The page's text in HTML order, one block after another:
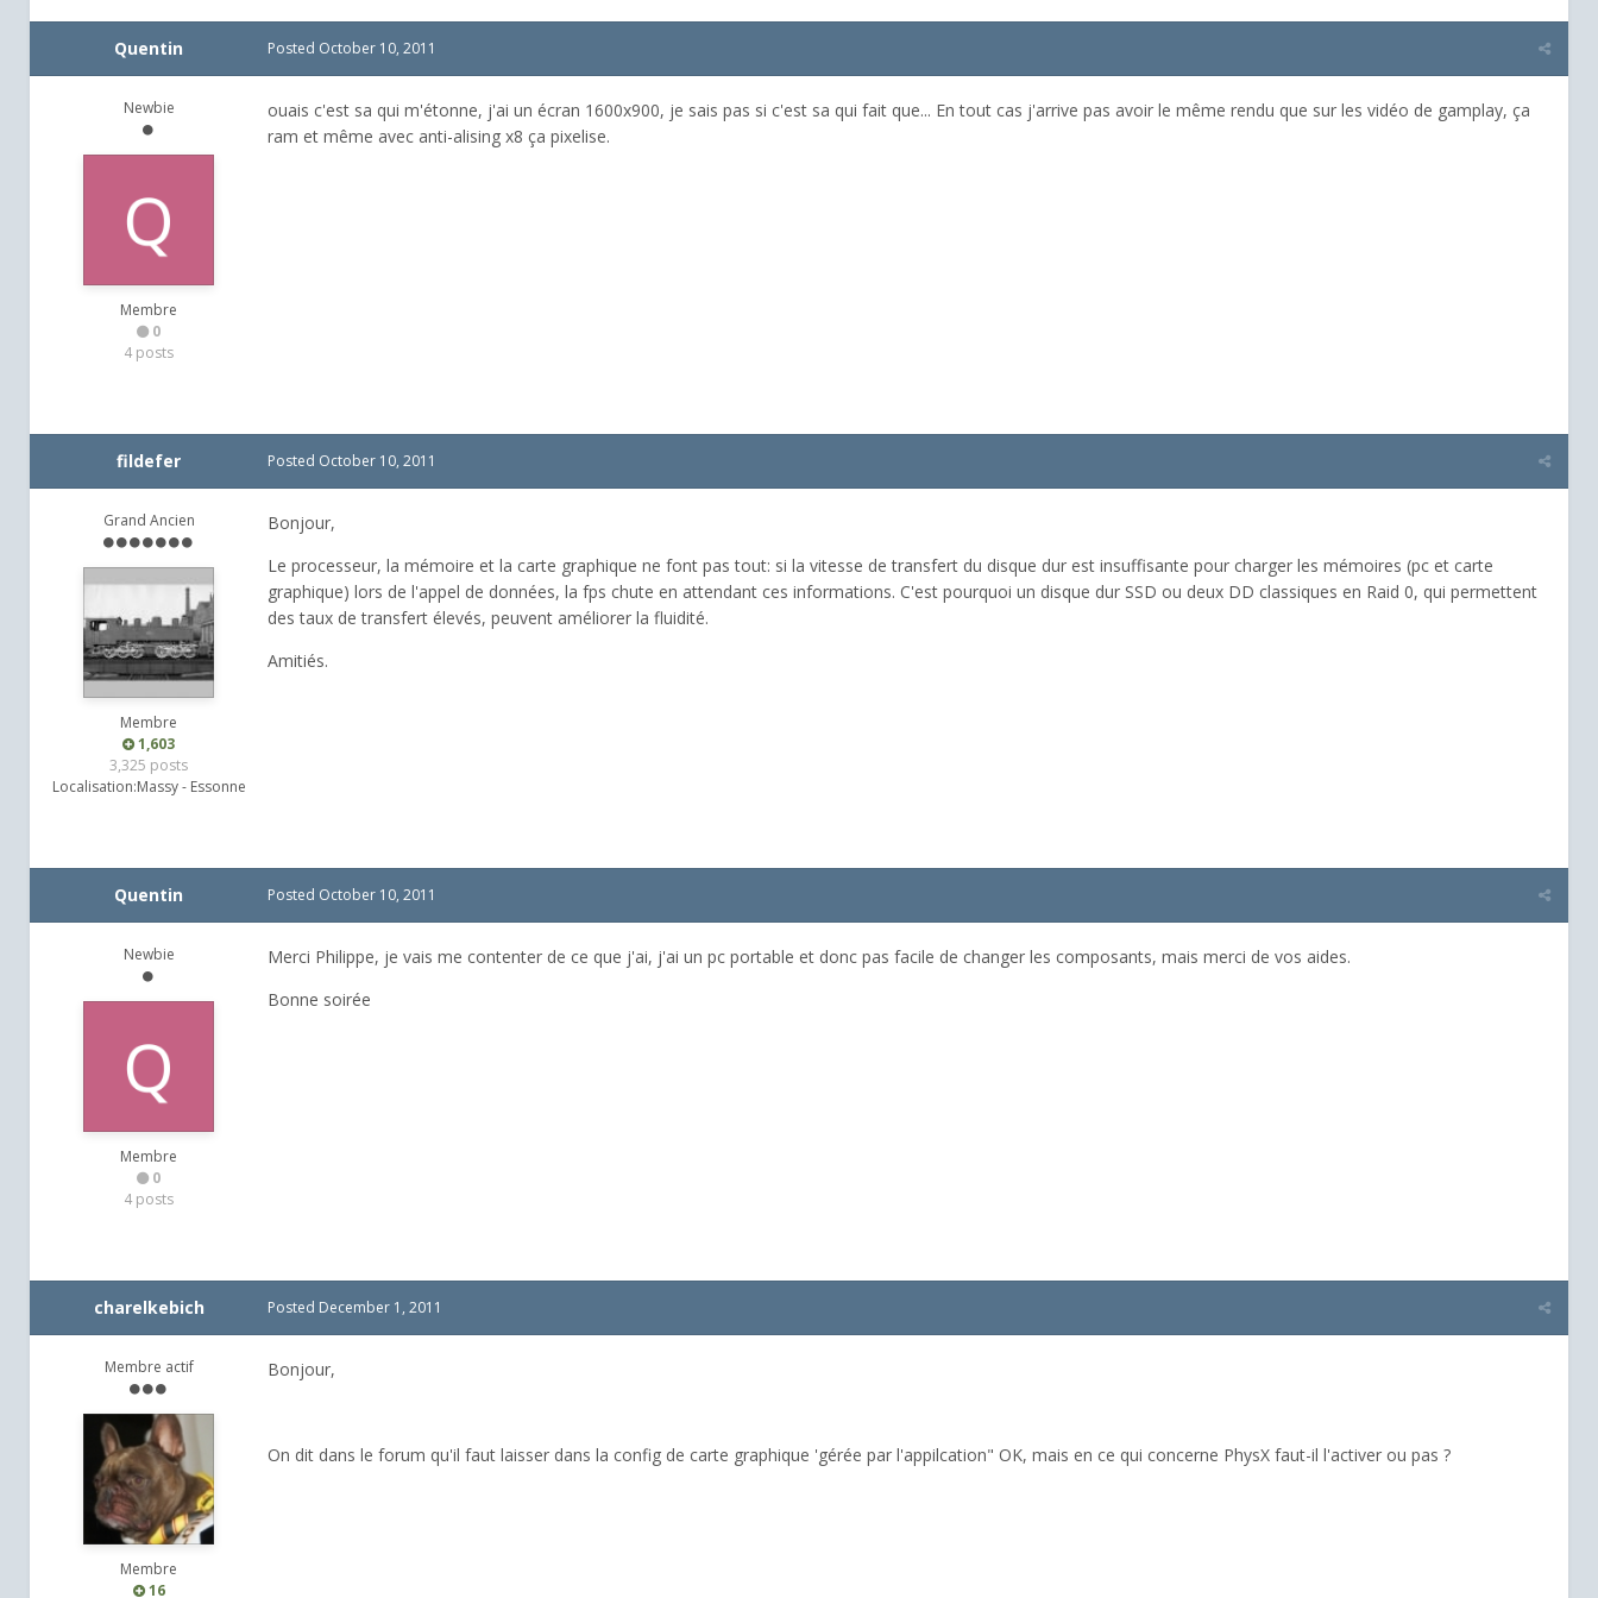
Quentin
Newbie
Membre
0
4 posts
Posted October 10, 2011
ouais c'est sa qui m'étonne, j'ai un écran 1600x900, je sais pas si c'est sa qui fait que... En tout cas j'arrive pas avoir le même rendu que sur les vidéo de gamplay, ça
ram et même avec anti-alising x8 ça pixelise.
fildefer
Grand Ancien
Membre
1,603
3,325 posts
Localisation:Massy - Essonne
Posted October 10, 2011
Bonjour,
Le processeur, la mémoire et la carte graphique ne font pas tout: si la vitesse de transfert du disque dur est insuffisante pour charger les mémoires (pc et carte
graphique) lors de l'appel de données, la fps chute en attendant ces informations. C'est pourquoi un disque dur SSD ou deux DD classiques en Raid 0, qui permettent
des taux de transfert élevés, peuvent améliorer la fluidité.
Amitiés.
Quentin
Newbie
Membre
0
4 posts
Posted October 10, 2011
Merci Philippe, je vais me contenter de ce que j'ai, j'ai un pc portable et donc pas facile de changer les composants, mais merci de vos aides.
Bonne soirée
charelkebich
Membre actif
Membre
16
Posted December 1, 2011
Bonjour,
On dit dans le forum qu'il faut laisser dans la config de carte graphique 'gérée par l'appilcation" OK, mais en ce qui concerne PhysX faut-il l'activer ou pas ?